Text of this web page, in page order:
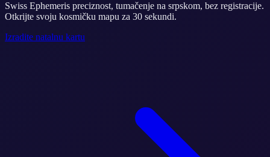
Swiss Ephemeris preciznost, tumačenje na srpskom, bez registracije.
Otkrijte svoju kosmičku mapu za 30 sekundi.
Izradite natalnu kartu